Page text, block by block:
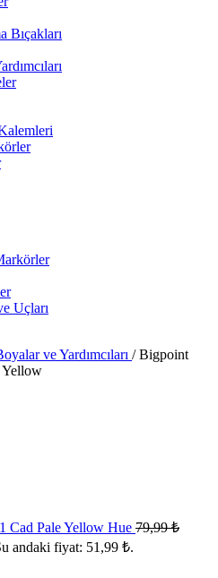
Bıçakları
Uçları
ve Yardımcıları / Bigpoint
Cad Pale Yellow Hue 79,99₺
andaki fiyat: 51,99 ₺.